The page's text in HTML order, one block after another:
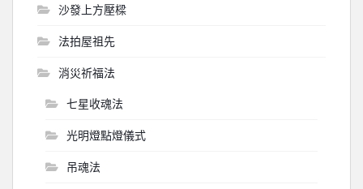
沙發上方壓樑
法拍屋祖先
消災祈福法
七星收魂法
光明燈點燈儀式
吊魂法